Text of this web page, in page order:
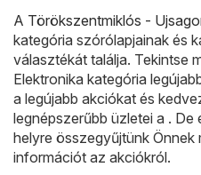
A Törökszentmiklós -
kategória szórólapjainak és
választékát találja. Tekintse
Elektronika kategória
a legújabb akciókat és
legnépszerűbb üzletei a . De
helyre összegyűjtünk Önnek
információt az akciókról.